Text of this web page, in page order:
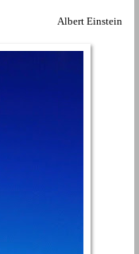
Albert Einstein